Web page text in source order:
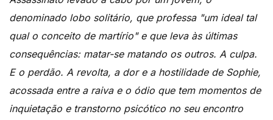
denominado lobo solitário, que professa "um ideal tal
qual o conceito de martírio" e que leva às últimas
consequências: matar-se matando os outros. A culpa.
E o perdão. A revolta, a dor e a hostilidade de Sophie,
acossada entre a raiva e o ódio que tem momentos de
inquietação e transtorno psicótico no seu encontro